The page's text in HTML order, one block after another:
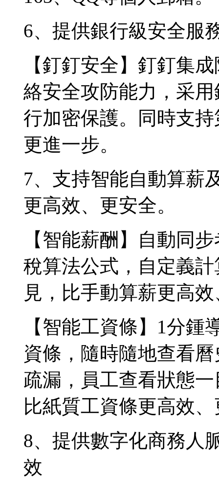
6、提供銀行級安全服
【釘釘安全】釘釘集
絡安全攻防能力，采
行加密保護。同時支
更進一步。
7、支持智能自動算薪
更高效、更安全。
【智能薪酬】自動同
稅算法公式，自定義
見，比手動算薪更高
【智能工資條】1分
資條，隨時隨地查看
疏漏，員工查看狀態
比紙質工資條更高效
8、提供數字化商務人
效